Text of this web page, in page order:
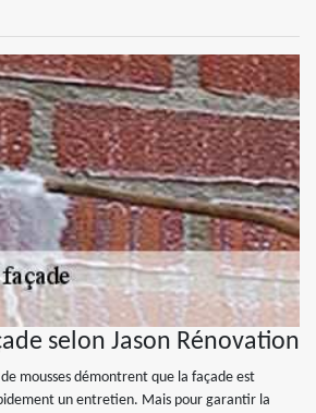
selon Jason Rénovation
mousses démontrent que la façade est
un entretien. Mais pour garantir la